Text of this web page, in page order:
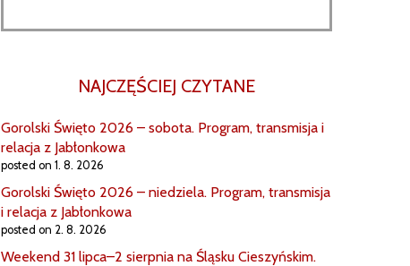
NAJCZĘŚCIEJ CZYTANE
Gorolski Święto 2026 – sobota. Program, transmisja i
relacja z Jabłonkowa
posted on 1. 8. 2026
Gorolski Święto 2026 – niedziela. Program, transmisja
i relacja z Jabłonkowa
posted on 2. 8. 2026
Weekend 31 lipca–2 sierpnia na Śląsku Cieszyńskim.